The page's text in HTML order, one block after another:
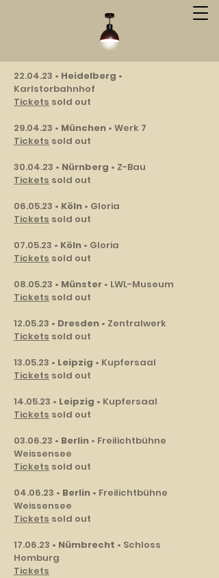
22.04.23 • Heidelberg •
Karlstorbahnhof
Tickets sold out
29.04.23 • München • Werk 7
Tickets sold out
30.04.23 • Nürnberg • Z-Bau
Tickets sold out
06.05.23 • Köln • Gloria
Tickets sold out
07.05.23 • Köln • Gloria
Tickets sold out
08.05.23 • Münster • LWL-Museum
Tickets sold out
12.05.23 • Dresden • Zentralwerk
Tickets sold out
13.05.23 • Leipzig • Kupfersaal
Tickets sold out
14.05.23 • Leipzig • Kupfersaal
Tickets sold out
03.06.23 • Berlin • Freilichtbühne
Weissensee
Tickets sold out
04.06.23 • Berlin • Freilichtbühne
Weissensee
Tickets sold out
17.06.23 • Nümbrecht • Schloss
Homburg
Tickets